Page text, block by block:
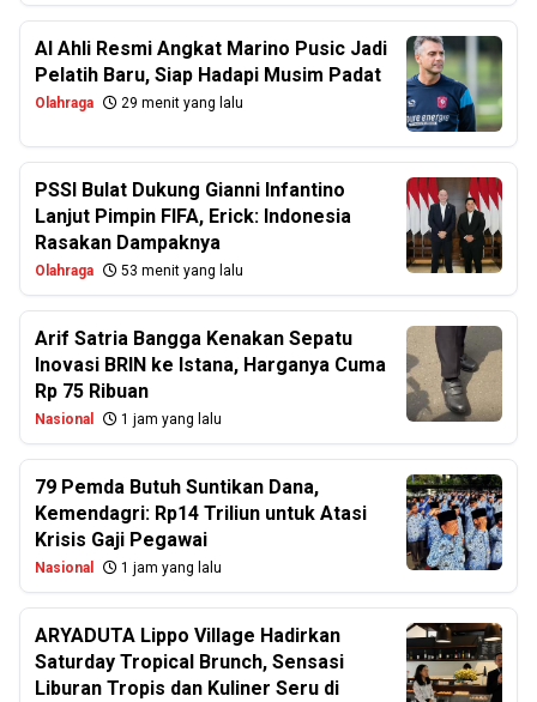
Al Ahli Resmi Angkat Marino Pusic Jadi
Pelatih Baru, Siap Hadapi Musim Padat
Olahraga 29 menit yang lalu
PSSI Bulat Dukung Gianni Infantino
Lanjut Pimpin FIFA, Erick: Indonesia
Rasakan Dampaknya
Olahraga 53 menit yang lalu
Arif Satria Bangga Kenakan Sepatu
Inovasi BRIN ke Istana, Harganya Cuma
Rp 75 Ribuan
Nasional 1 jam yang lalu
79 Pemda Butuh Suntikan Dana,
Kemendagri: Rp14 Triliun untuk Atasi
Krisis Gaji Pegawai
Nasional 1 jam yang lalu
ARYADUTA Lippo Village Hadirkan
Saturday Tropical Brunch, Sensasi
Liburan Tropis dan Kuliner Seru di